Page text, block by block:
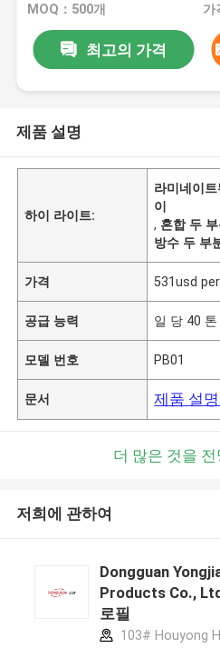
MOQ：500개 가
최고의 가격
제품 설명
하이 라이트:
라미네이
이
, 혼합 두
방수 두 부
가격 531usd
공급 능력 일 당 40 톤
모델 번호 PB01
문서 제품 설
더 많은 것을
저희에 관하여
Dongguan
Products Co.,
로필
103# Houyong